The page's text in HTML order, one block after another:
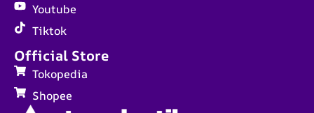
Official Store
Tokopedia
Shopee
Youtube
Tiktok